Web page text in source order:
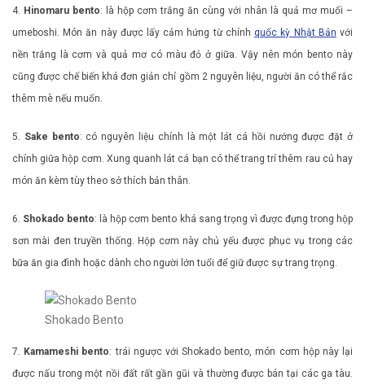
4. Hinomaru bento: là hộp cơm trắng ăn cùng với nhân là quả mơ muối –
umeboshi. Món ăn này được lấy cảm hứng từ chính quốc kỳ Nhật Bản với
nền trắng là cơm và quả mơ có màu đỏ ở giữa. Vậy nên món bento này
cũng được chế biến khá đơn giản chỉ gồm 2 nguyên liệu, người ăn có thể rắc
thêm mè nếu muốn.
5. Sake bento: có nguyên liệu chính là một lát cá hồi nướng được đặt ở
chính giữa hộp cơm. Xung quanh lát cá bạn có thể trang trí thêm rau củ hay
món ăn kèm tùy theo sở thích bản thân.
6. Shokado bento: là hộp cơm bento khá sang trọng vì được đựng trong hộp
sơn mài đen truyền thống. Hộp cơm này chủ yếu được phục vụ trong các
bữa ăn gia đình hoặc dành cho người lớn tuổi để giữ được sự trang trọng.
Shokado Bento
7. Kamameshi bento: trái ngược với Shokado bento, món cơm hộp này lại
được nấu trong một nồi đất rất gần gũi và thường được bán tại các ga tàu.